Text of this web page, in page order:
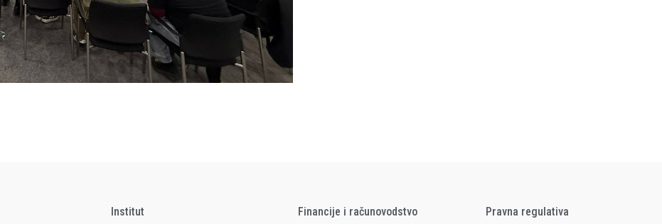
Institut Financije i računovodstvo Pravna regulativa